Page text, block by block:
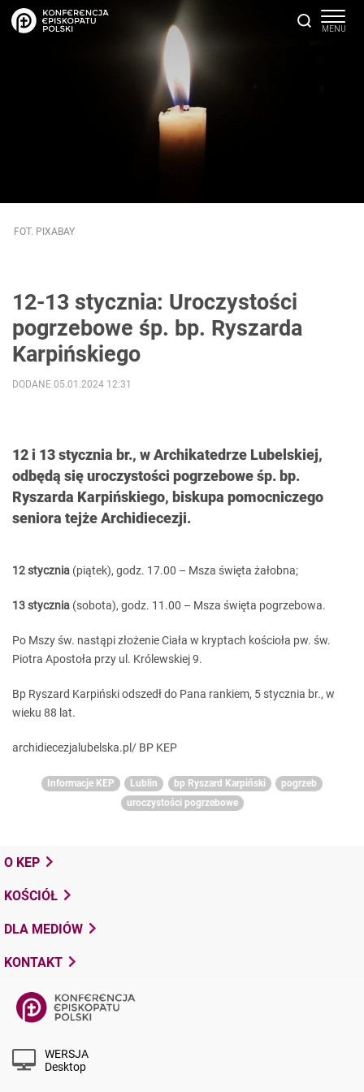
FOT. PIXABAY
12-13 stycznia: Uroczystości
pogrzebowe śp. bp. Ryszarda
Karpińskiego
12 i 13 stycznia br., w Archikatedrze Lubelskiej,
odbędą się uroczystości pogrzebowe śp. bp.
Ryszarda Karpińskiego, biskupa pomocniczego
seniora tejże Archidiecezji.
DODANE 05.01.2024 12:31
12 stycznia (piątek), godz. 17.00 – Msza święta żałobna;
13 stycznia (sobota), godz. 11.00 – Msza święta pogrzebowa.
Po Mszy św. nastąpi złożenie Ciała w kryptach kościoła pw. św.
Piotra Apostoła przy ul. Królewskiej 9.
Bp Ryszard Karpiński odszedł do Pana rankiem, 5 stycznia br., w
wieku 88 lat.
archidiecezjalubelska.pl/ BP KEP
Informacje KEP Lublin bp Ryszard Karpiński
pogrzeb
uroczystości pogrzebowe
O KEP
KOŚCIÓŁ
DLA MEDIÓW
KONTAKT
WERSJA
Desktop